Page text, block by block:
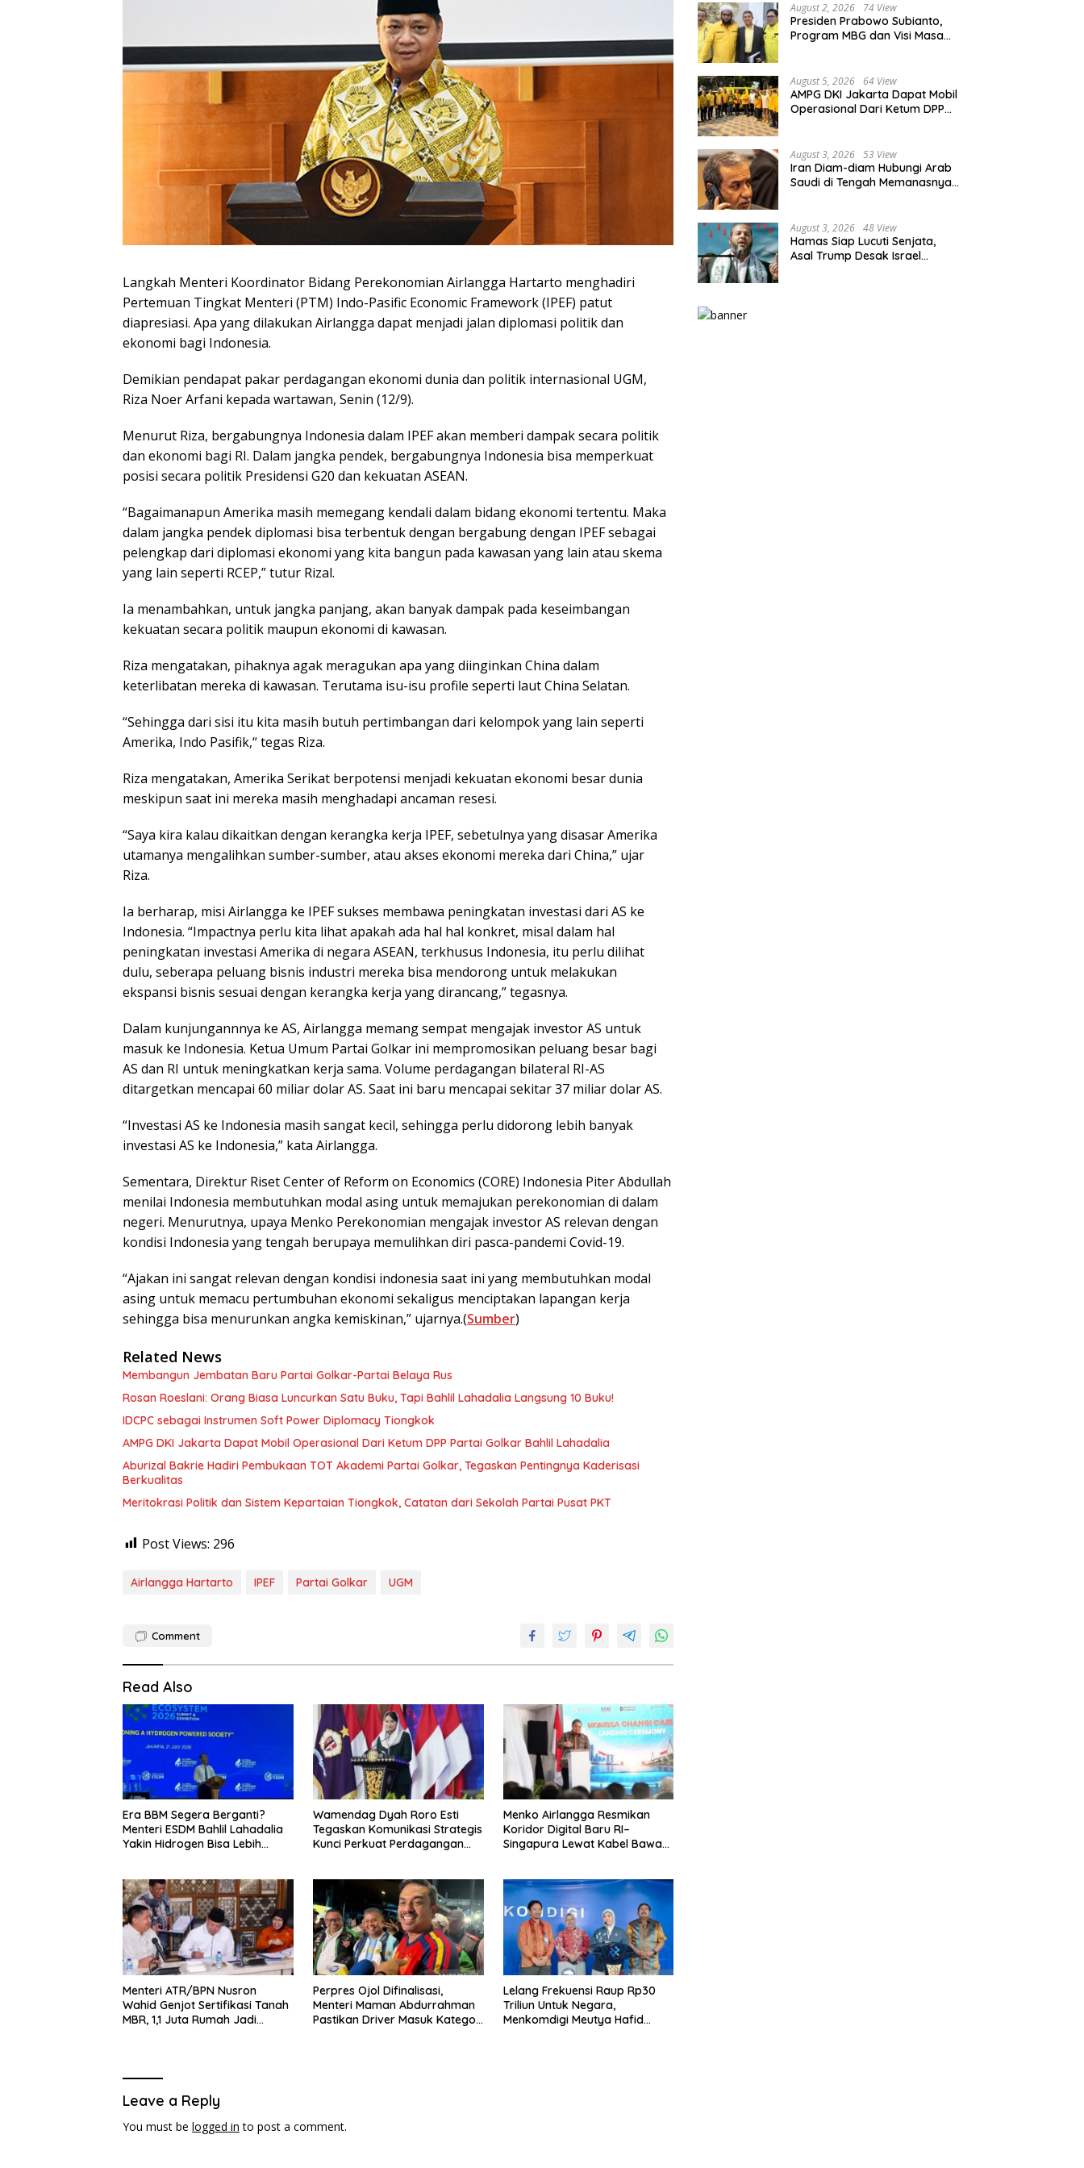
Langkah Menteri Koordinator Bidang Perekonomian Airlangga Hartarto menghadiri
Pertemuan Tingkat Menteri (PTM) Indo-Pasific Economic Framework (IPEF) patut
diapresiasi. Apa yang dilakukan Airlangga dapat menjadi jalan diplomasi politik dan
ekonomi bagi Indonesia.
Demikian pendapat pakar perdagangan ekonomi dunia dan politik internasional UGM,
Riza Noer Arfani kepada wartawan, Senin (12/9).
Menurut Riza, bergabungnya Indonesia dalam IPEF akan memberi dampak secara politik
dan ekonomi bagi RI. Dalam jangka pendek, bergabungnya Indonesia bisa memperkuat
posisi secara politik Presidensi G20 dan kekuatan ASEAN.
“Bagaimanapun Amerika masih memegang kendali dalam bidang ekonomi tertentu. Maka
dalam jangka pendek diplomasi bisa terbentuk dengan bergabung dengan IPEF sebagai
pelengkap dari diplomasi ekonomi yang kita bangun pada kawasan yang lain atau skema
yang lain seperti RCEP,” tutur Rizal.
Ia menambahkan, untuk jangka panjang, akan banyak dampak pada keseimbangan
kekuatan secara politik maupun ekonomi di kawasan.
Riza mengatakan, pihaknya agak meragukan apa yang diinginkan China dalam
keterlibatan mereka di kawasan. Terutama isu-isu profile seperti laut China Selatan.
“Sehingga dari sisi itu kita masih butuh pertimbangan dari kelompok yang lain seperti
Amerika, Indo Pasifik,“ tegas Riza.
Riza mengatakan, Amerika Serikat berpotensi menjadi kekuatan ekonomi besar dunia
meskipun saat ini mereka masih menghadapi ancaman resesi.
“Saya kira kalau dikaitkan dengan kerangka kerja IPEF, sebetulnya yang disasar Amerika
utamanya mengalihkan sumber-sumber, atau akses ekonomi mereka dari China,” ujar
Riza.
Ia berharap, misi Airlangga ke IPEF sukses membawa peningkatan investasi dari AS ke
Indonesia. “Impactnya perlu kita lihat apakah ada hal hal konkret, misal dalam hal
peningkatan investasi Amerika di negara ASEAN, terkhusus Indonesia, itu perlu dilihat
dulu, seberapa peluang bisnis industri mereka bisa mendorong untuk melakukan
ekspansi bisnis sesuai dengan kerangka kerja yang dirancang,” tegasnya.
Dalam kunjungannnya ke AS, Airlangga memang sempat mengajak investor AS untuk
masuk ke Indonesia. Ketua Umum Partai Golkar ini mempromosikan peluang besar bagi
AS dan RI untuk meningkatkan kerja sama. Volume perdagangan bilateral RI-AS
ditargetkan mencapai 60 miliar dolar AS. Saat ini baru mencapai sekitar 37 miliar dolar AS.
“Investasi AS ke Indonesia masih sangat kecil, sehingga perlu didorong lebih banyak
investasi AS ke Indonesia,” kata Airlangga.
Sementara, Direktur Riset Center of Reform on Economics (CORE) Indonesia Piter Abdullah
menilai Indonesia membutuhkan modal asing untuk memajukan perekonomian di dalam
negeri. Menurutnya, upaya Menko Perekonomian mengajak investor AS relevan dengan
kondisi Indonesia yang tengah berupaya memulihkan diri pasca-pandemi Covid-19.
“Ajakan ini sangat relevan dengan kondisi indonesia saat ini yang membutuhkan modal
asing untuk memacu pertumbuhan ekonomi sekaligus menciptakan lapangan kerja
sehingga bisa menurunkan angka kemiskinan,” ujarnya.(Sumber)
Related News
Membangun Jembatan Baru Partai Golkar-Partai Belaya Rus
Rosan Roeslani: Orang Biasa Luncurkan Satu Buku, Tapi Bahlil Lahadalia Langsung 10 Buku!
IDCPC sebagai Instrumen Soft Power Diplomacy Tiongkok
AMPG DKI Jakarta Dapat Mobil Operasional Dari Ketum DPP Partai Golkar Bahlil Lahadalia
Aburizal Bakrie Hadiri Pembukaan TOT Akademi Partai Golkar, Tegaskan Pentingnya Kaderisasi
Berkualitas
Meritokrasi Politik dan Sistem Kepartaian Tiongkok, Catatan dari Sekolah Partai Pusat PKT
Post Views: 296
Airlangga Hartarto IPEF Partai Golkar UGM
Comment
Read Also
Era BBM Segera Berganti?
Menteri ESDM Bahlil Lahadalia
Yakin Hidrogen Bisa Lebih
Wamendag Dyah Roro Esti
Tegaskan Komunikasi Strategis
Kunci Perkuat Perdagangan
Menko Airlangga Resmikan
Koridor Digital Baru RI–
Singapura Lewat Kabel Bawah
Menteri ATR/BPN Nusron
Wahid Genjot Sertifikasi Tanah
MBR, 1,1 Juta Rumah Jadi
Perpres Ojol Difinalisasi,
Menteri Maman Abdurrahman
Pastikan Driver Masuk Kategori
Lelang Frekuensi Raup Rp30
Triliun Untuk Negara,
Menkomdigi Meutya Hafid
Leave a Reply
You must be logged in to post a comment.
Berkualitas
August 2, 2026 74 View
Presiden Prabowo Subianto,
Program MBG dan Visi Masa
August 5, 2026 64 View
AMPG DKI Jakarta Dapat Mobil
Operasional Dari Ketum DPP
August 3, 2026 53 View
Iran Diam-diam Hubungi Arab
Saudi di Tengah Memanasnya
August 3, 2026 48 View
Hamas Siap Lucuti Senjata,
Asal Trump Desak Israel